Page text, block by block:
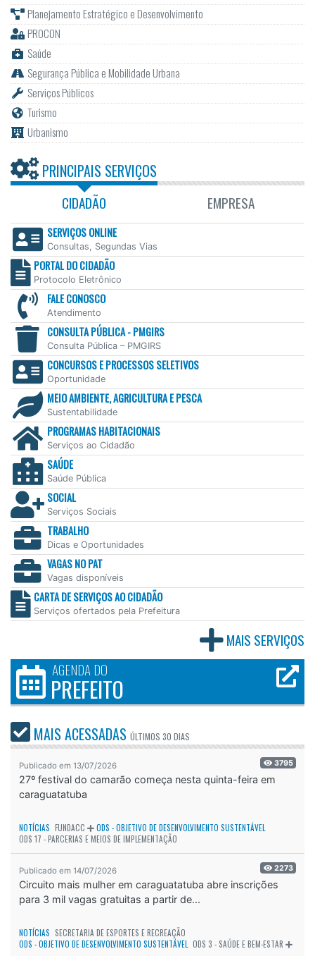
Planejamento Estratégico e Desenvolvimento
PROCON
Saúde
Segurança Pública e Mobilidade Urbana
Serviços Públicos
Turismo
Urbanismo
PRINCIPAIS SERVIÇOS
CIDADÃO EMPRESA
SERVIÇOS ONLINE
Consultas, Segundas Vias
PORTAL DO CIDADÃO
Protocolo Eletrônico
FALE CONOSCO
Atendimento
CONSULTA PÚBLICA - PMGIRS
Consulta Pública – PMGIRS
CONCURSOS E PROCESSOS SELETIVOS
Oportunidade
MEIO AMBIENTE, AGRICULTURA E PESCA
Sustentabilidade
PROGRAMAS HABITACIONAIS
Serviços ao Cidadão
SAÚDE
Saúde Pública
SOCIAL
Serviços Sociais
TRABALHO
Dicas e Oportunidades
VAGAS NO PAT
Vagas disponíveis
CARTA DE SERVIÇOS AO CIDADÃO
Serviços ofertados pela Prefeitura
MAIS SERVIÇOS
AGENDA DO
PREFEITO
MAIS ACESSADAS ÚLTIMOS 30 DIAS
Publicado em 13/07/2026 3795
27º festival do camarão começa nesta quinta-feira em
caraguatatuba
NOTÍCIAS FUNDACC
ODS - OBJETIVO DE DESENVOLVIMENTO SUSTENTÁVEL
ODS 17 - PARCERIAS E MEIOS DE IMPLEMENTAÇÃO
Publicado em 14/07/2026 2273
Circuito mais mulher em caraguatatuba abre inscrições
para 3 mil vagas gratuitas a partir de...
NOTÍCIAS SECRETARIA DE ESPORTES E RECREAÇÃO
ODS - OBJETIVO DE DESENVOLVIMENTO SUSTENTÁVEL ODS 3 - SAÚDE E BEM-ESTAR